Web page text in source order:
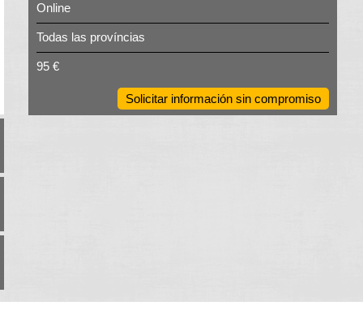
Online
Todas las províncias
95 €
Solicitar información sin compromiso